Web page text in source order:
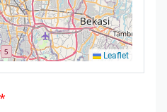
Leaflet